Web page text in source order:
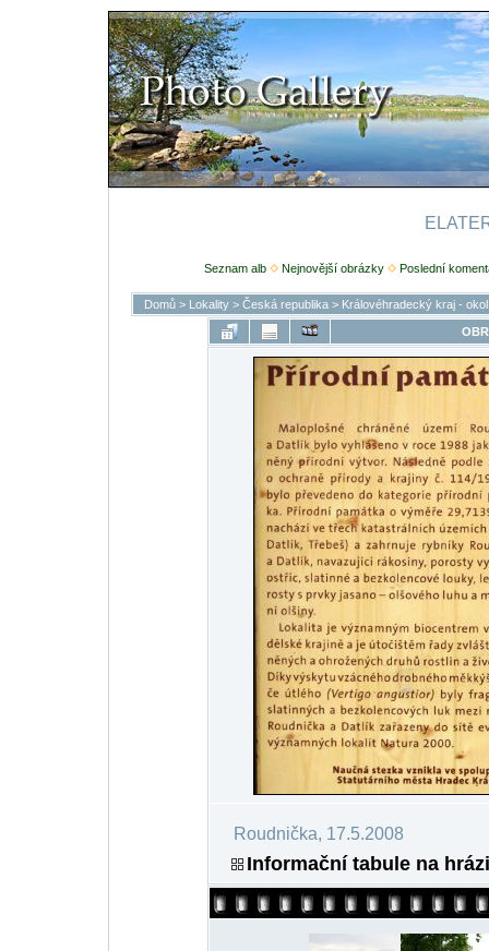
Seznam alb Nejnovější obrázky Poslední
Domů> Lokality> Česká republika> Královéhradecký kraj -
Roudnička, 17.5.2008
Informační tabule na